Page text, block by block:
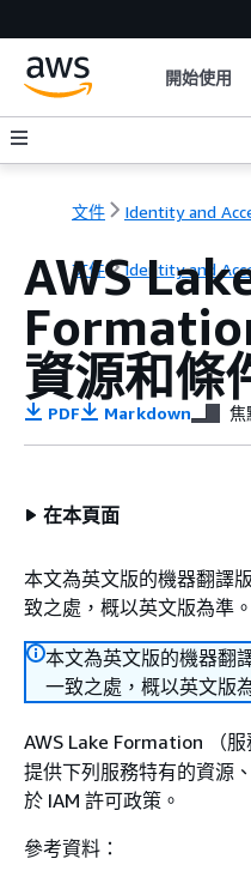
開始使用
文件 Identity and
文件 Identity and
AWS
資源和條
PDF Markdown 焦
在本頁面
本文為英文版的機器翻譯
致之處，概以英文版為準。
本文為英文版的機器翻
一致之處，概以英文版
AWS Lake Formation （服
提供下列服務特有的資源
於 IAM 許可政策。
參考資料：